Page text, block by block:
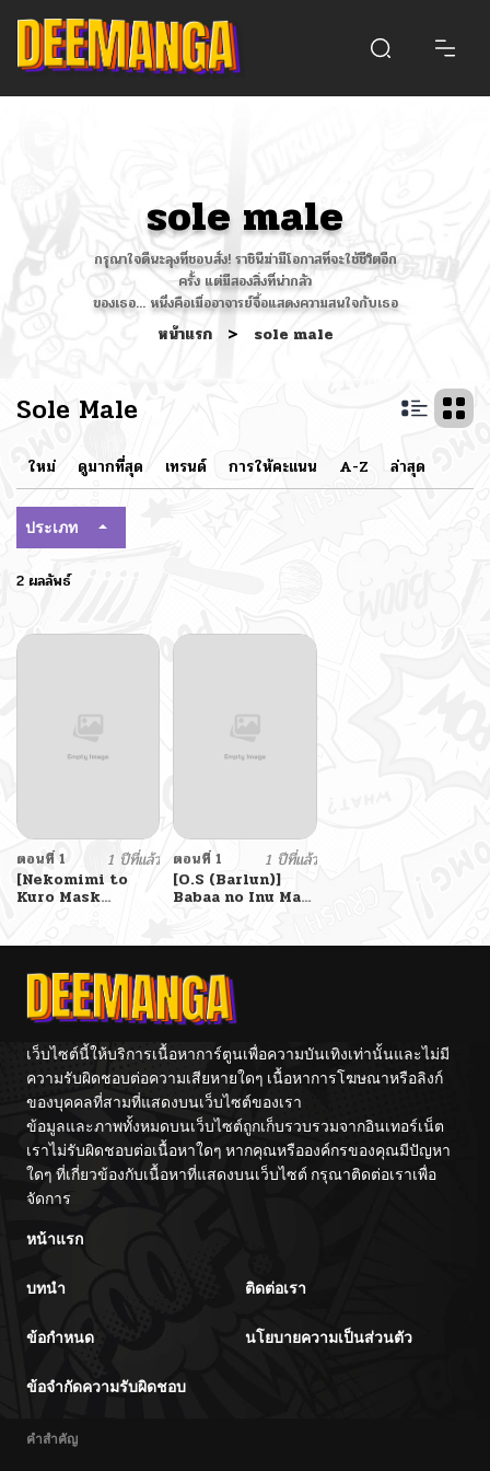
sole male
กรุณาใจดีนะลุงที่ชอบสั่ง! ราชินีฆ่ามีโอกาสที่จะใช้ชีวิตอีก
ครั้ง แต่มีสองสิ่งที่น่ากลัว
ของเธอ... หนึ่งคือเมื่ออาจารย์จื้อแสดงความสนใจกับเธอ
หน้าแรก > sole male
Sole Male
ใหม่ ดูมากที่สุด เทรนด์ การให้คะแนน A-Z ล่าสุด
ประเภท
2 ผลลัพธ์
ตอนที่ 1
1 ปีที่แล้ว
[Nekomimi to
Kuro Mask
Kanrinin no Boku
wa Gal Ryousei ni
Furimawasarete
masu
ตอนที่ 1
1 ปีที่แล้ว
[O.S (Barlun)]
Babaa no Inu Ma
เว็บไซต์นี้ให้บริการเนื้อหาการ์ตูนเพื่อความบันเทิงเท่านั้นและไม่มี
ความรับผิดชอบต่อความเสียหายใดๆ เนื้อหาการโฆษณาหรือลิงก์
ของบุคคลที่สามที่แสดงบนเว็บไซต์ของเรา
ข้อมูลและภาพทั้งหมดบนเว็บไซต์ถูกเก็บรวบรวมจากอินเทอร์เน็ต
เราไม่รับผิดชอบต่อเนื้อหาใดๆ หากคุณหรือองค์กรของคุณมีปัญหา
ใดๆ ที่เกี่ยวข้องกับเนื้อหาที่แสดงบนเว็บไซต์ กรุณาติดต่อเราเพื่อ
จัดการ
หน้าแรก
บทนำ ติดต่อเรา
ข้อกำหนด นโยบายความเป็นส่วนตัว
ข้อจำกัดความรับผิดชอบ
คำสำคัญ